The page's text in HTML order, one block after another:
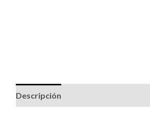
Descripción